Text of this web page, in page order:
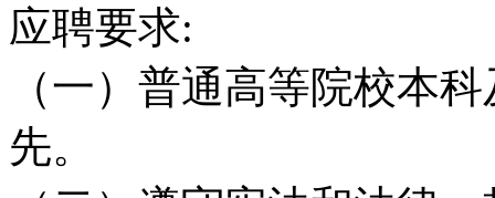
应聘要求:
（一）普通高等院校本
先。